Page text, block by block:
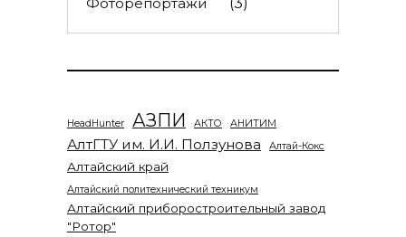
HeadHunter АЗПИ АКТО АНИТИМ
АлтГТУ им. И.И. Ползунова Алтай-Кокс
Алтайский край
Алтайский политехнический техникум
Алтайский приборостроительный завод
"Ротор"